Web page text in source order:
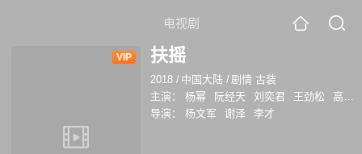
电视剧
VIP 扶摇
2018 / 中国大陆 /剧情 古装
主演：
杨幂 阮经天 刘奕君 王劲松
高伟光
导演：
杨文军 谢泽 李才